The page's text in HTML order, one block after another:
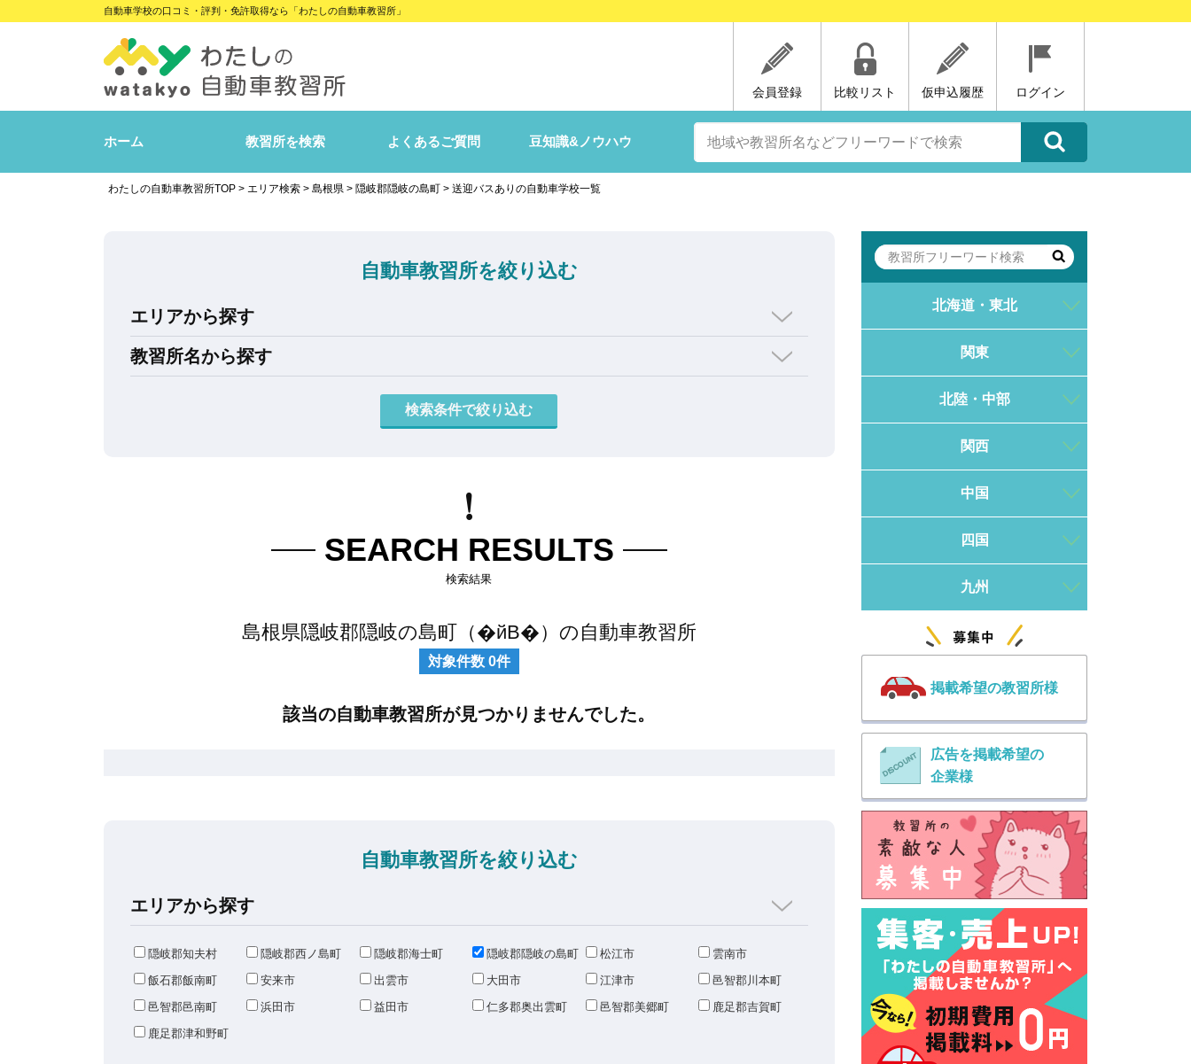
自動車学校の口コミ・評判・免許取得なら「わたしの自動車教習所」
会員登録 比較リスト 仮申込履歴 ログイン
ホーム 教習所を検索 よくあるご質問 豆知識&ノウハウ
わたしの自動車教習所TOP > エリア検索 > 島根県 > 隠岐郡隠岐の島町 > 送迎バスありの自動車学校一覧
自動車教習所を絞り込む
エリアから探す
教習所名から探す
SEARCH RESULTS
検索結果
島根県隠岐郡隠岐の島町（�йB�）の自動車教習所
対象件数 0件
該当の自動車教習所が見つかりませんでした。
自動車教習所を絞り込む
エリアから探す
隠岐郡知夫村 隠岐郡西ノ島町 隠岐郡海士町 隠岐郡隠岐の島町 松江市
雲南市
飯石郡飯南町
安来市 出雲市 大田市 江津市
邑智郡川本町
邑智郡邑南町
浜田市 益田市 仁多郡奥出雲町 邑智郡美郷町
鹿足郡吉賀町
鹿足郡津和野町
北海道・東北
関東
北陸・中部
関西
中国
四国
九州
掲載希望の教習所様
広告を掲載希望の
企業様